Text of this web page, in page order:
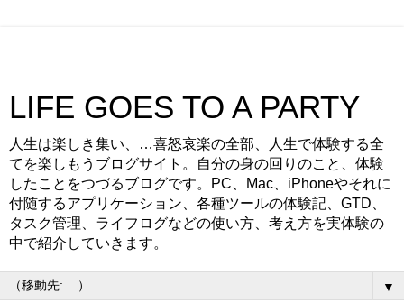
LIFE GOES TO A PARTY
人生は楽しき集い、…喜怒哀楽の全部、人生で体験する全
てを楽しもうブログサイト。自分の身の回りのこと、体験
したことをつづるブログです。PC、Mac、iPhoneやそれに
付随するアプリケーション、各種ツールの体験記、GTD、
タスク管理、ライフログなどの使い方、考え方を実体験の
中で紹介していきます。
▼